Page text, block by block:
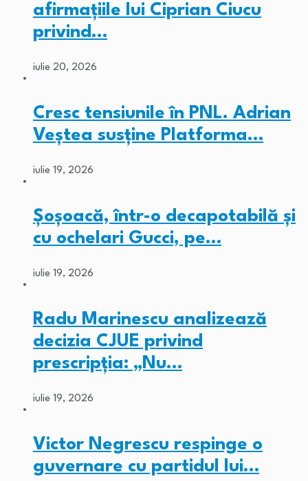
afirmaţiile lui Ciprian Ciucu
privind…
iulie 20, 2026
Cresc tensiunile în PNL. Adrian
Veștea susține Platforma…
iulie 19, 2026
Șoșoacă, într-o decapotabilă și
cu ochelari Gucci, pe…
iulie 19, 2026
Radu Marinescu analizează
decizia CJUE privind
prescripția: „Nu…
iulie 19, 2026
Victor Negrescu respinge o
guvernare cu partidul lui…